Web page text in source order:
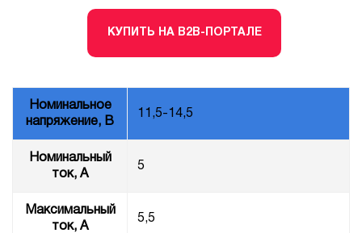
КУПИТЬ НА B2B-ПОРТАЛЕ
Номинальное
напряжение, В
11,5-14,5
Номинальный
ток, А
5
Максимальный
ток, А
5,5